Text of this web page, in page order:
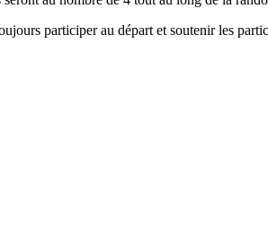
participer au départ et soutenir les